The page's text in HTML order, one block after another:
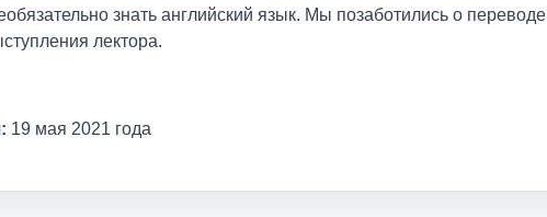
знать английский язык. Мы позаботились о переводе
лектора.
19 мая 2021 года